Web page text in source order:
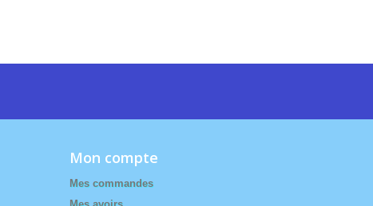
Mon compte
Mes commandes